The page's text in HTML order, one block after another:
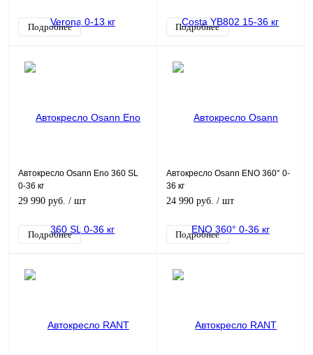
Подробнее Подробнее
Автокресло Osann Eno 360 SL
0-36 кг
29 990 руб. / шт
Подробнее
Автокресло Osann ENO 360° 0-
36 кг
24 990 руб. / шт
Подробнее